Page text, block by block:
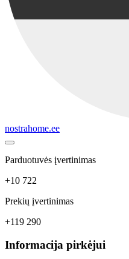
nostrahome.ee
Parduotuvės įvertinimas
+10 722
Prekių įvertinimas
+119 290
Informacija pirkėjui